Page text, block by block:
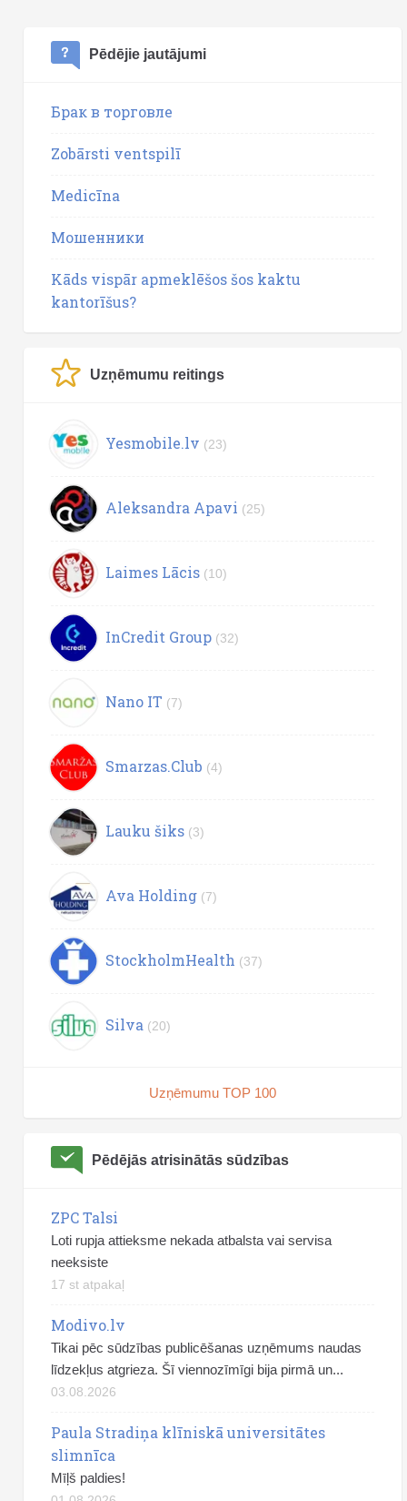
Pēdējie jautājumi
Брак в торговле
Zobārsti ventspilī
Medicīna
Мошенники
Kāds vispār apmeklēšos šos kaktu
kantorīšus?
Uzņēmumu reitings
Yesmobile.lv (23)
Aleksandra Apavi (25)
Laimes Lācis (10)
InCredit Group (32)
Nano IT (7)
Smarzas.Club (4)
Lauku šiks (3)
Ava Holding (7)
StockholmHealth (37)
Silva (20)
Uzņēmumu TOP 100
Pēdējās atrisinātās sūdzības
ZPC Talsi
Loti rupja attieksme nekada atbalsta vai servisa
neeksiste
17 st atpakaļ
Modivo.lv
Tikai pēc sūdzības publicēšanas uzņēmums naudas
līdzekļus atgrieza. Šī viennozīmīgi bija pirmā un...
03.08.2026
Paula Stradiņa klīniskā universitātes
slimnīca
Mīļš paldies!